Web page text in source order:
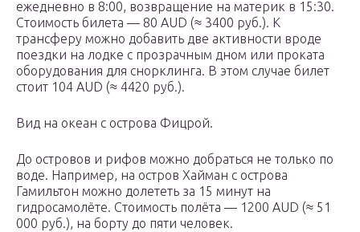
ежедневно в 8:00, возвращение на материк в 15:30.
Стоимость билета — 80 AUD (≈ 3400 руб.). К
трансферу можно добавить две активности вроде
поездки на лодке с прозрачным дном или проката
оборудования для снорклинга. В этом случае билет
стоит 104 AUD (≈ 4420 руб.).
Вид на океан с острова Фицрой.
До островов и рифов можно добраться не только по
воде. Например, на остров Хайман с острова
Гамильтон можно долететь за 15 минут на
гидросамолёте. Стоимость полёта — 1200 AUD (≈ 51
000 руб.), на борту до пяти человек.